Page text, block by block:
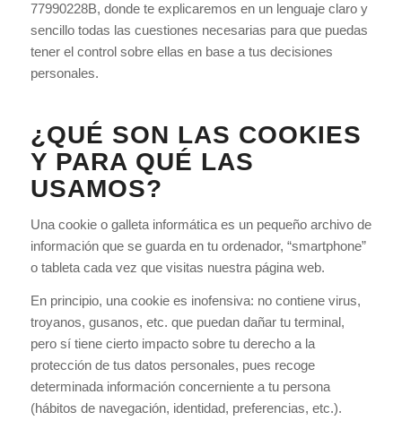
77990228B, donde te explicaremos en un lenguaje claro y
sencillo todas las cuestiones necesarias para que puedas
tener el control sobre ellas en base a tus decisiones
personales.
¿QUÉ SON LAS COOKIES
Y PARA QUÉ LAS
USAMOS?
Una cookie o galleta informática es un pequeño archivo de
información que se guarda en tu ordenador, “smartphone”
o tableta cada vez que visitas nuestra página web.
En principio, una cookie es inofensiva: no contiene virus,
troyanos, gusanos, etc. que puedan dañar tu terminal,
pero sí tiene cierto impacto sobre tu derecho a la
protección de tus datos personales, pues recoge
determinada información concerniente a tu persona
(hábitos de navegación, identidad, preferencias, etc.).